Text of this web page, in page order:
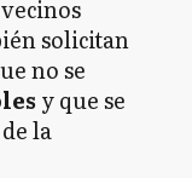
solicitan
no se
y que se
la